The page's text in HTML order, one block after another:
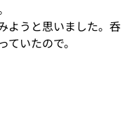
ようと思いました。呑
いたので。